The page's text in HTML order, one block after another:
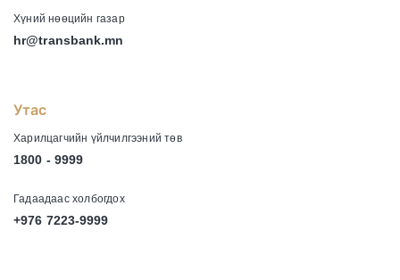
Хүний нөөцийн газар
hr@transbank.mn
Утас
Харилцагчийн үйлчилгээний төв
1800 - 9999
Гадаадаас холбогдох
+976 7223-9999